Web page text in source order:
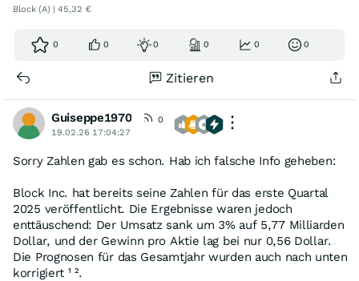
Block (A) | 45,32 €
0 0 0 0 0 0
Zitieren
Guiseppe1970
0
19.02.26 17:04:27
Sorry Zahlen gab es schon. Hab ich falsche Info geheben:
Block Inc. hat bereits seine Zahlen für das erste Quartal
2025 veröffentlicht. Die Ergebnisse waren jedoch
enttäuschend: Der Umsatz sank um 3% auf 5,77 Milliarden
Dollar, und der Gewinn pro Aktie lag bei nur 0,56 Dollar.
Die Prognosen für das Gesamtjahr wurden auch nach unten
korrigiert ¹ ².